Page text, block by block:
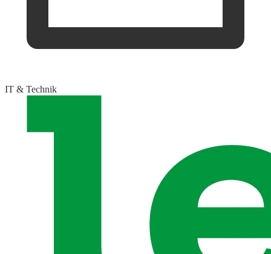
IT & Technik